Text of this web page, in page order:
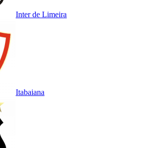
Inter de Limeira
Itabaiana